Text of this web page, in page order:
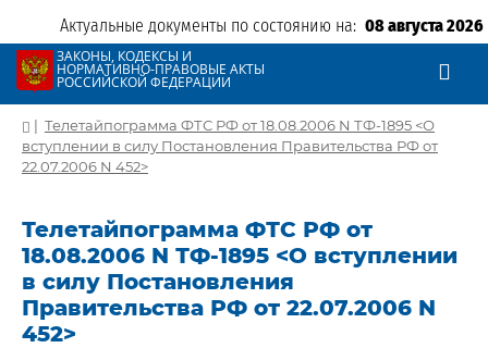
Актуальные документы по состоянию на: 08 августа 2026
ЗАКОНЫ, КОДЕКСЫ И
НОРМАТИВНО-ПРАВОВЫЕ АКТЫ
РОССИЙСКОЙ ФЕДЕРАЦИИ
| Телетайпограмма ФТС РФ от 18.08.2006 N ТФ-1895 <О
вступлении в силу Постановления Правительства РФ от
22.07.2006 N 452>
Телетайпограмма ФТС РФ от
18.08.2006 N ТФ-1895 <О вступлении
в силу Постановления
Правительства РФ от 22.07.2006 N
452>